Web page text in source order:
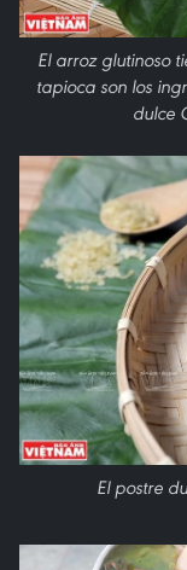
El arroz glutinoso
tapioca son los
dulce
El postre